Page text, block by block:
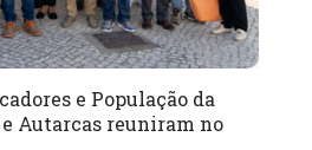
e População da
e Autarcas reuniram no